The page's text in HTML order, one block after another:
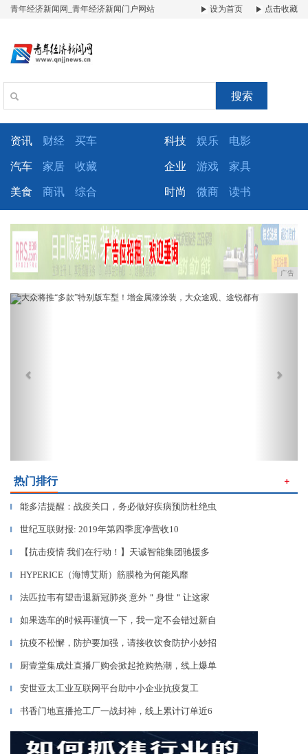
青年经济新闻网_青年经济新闻门户网站 设为首页 点击收藏
搜索
资讯 财经 买车 科技 娱乐 电影
汽车 家居 收藏 企业 游戏 家具
美食 商讯 综合 时尚 微商 读书
广告
Previous
热门排行 ＋
▎ 能多洁提醒：战疫关口，务必做好疾病预防杜绝虫
▎ 世纪互联财报: 2019年第四季度净营收10
▎ 【抗击疫情 我们在行动！】天诚智能集团驰援多
▎ HYPERICE（海博艾斯）筋膜枪为何能风靡
▎ 法匹拉韦有望击退新冠肺炎 意外＂身世＂让这家
▎ 如果选车的时候再谨慎一下，我一定不会错过新自
▎ 抗疫不松懈，防护要加强，请接收饮食防护小妙招
▎ 厨壹堂集成灶直播厂购会掀起抢购热潮，线上爆单
▎ 安世亚太工业互联网平台助中小企业抗疫复工
▎ 书香门地直播抢工厂一战封神，线上累计订单近6